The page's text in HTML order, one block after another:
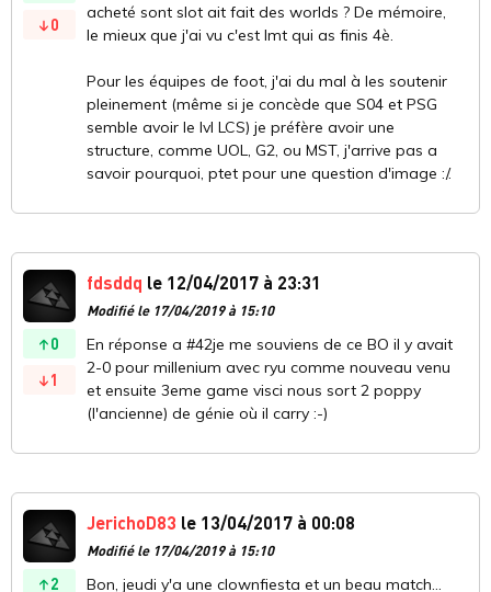
0
acheté sont slot ait fait des worlds ? De mémoire,
le mieux que j'ai vu c'est Imt qui as finis 4è.
Pour les équipes de foot, j'ai du mal à les soutenir
pleinement (même si je concède que S04 et PSG
semble avoir le lvl LCS) je préfère avoir une
structure, comme UOL, G2, ou MST, j'arrive pas a
savoir pourquoi, ptet pour une question d'image :/.
0
1
fdsddq le 12/04/2017 à 23:31
Modifié le 17/04/2019 à 15:10
En réponse a #42je me souviens de ce BO il y avait
2-0 pour millenium avec ryu comme nouveau venu
et ensuite 3eme game visci nous sort 2 poppy
(l'ancienne) de génie où il carry :-)
2
JerichoD83 le 13/04/2017 à 00:08
Modifié le 17/04/2019 à 15:10
Bon, jeudi y'a une clownfiesta et un beau match...